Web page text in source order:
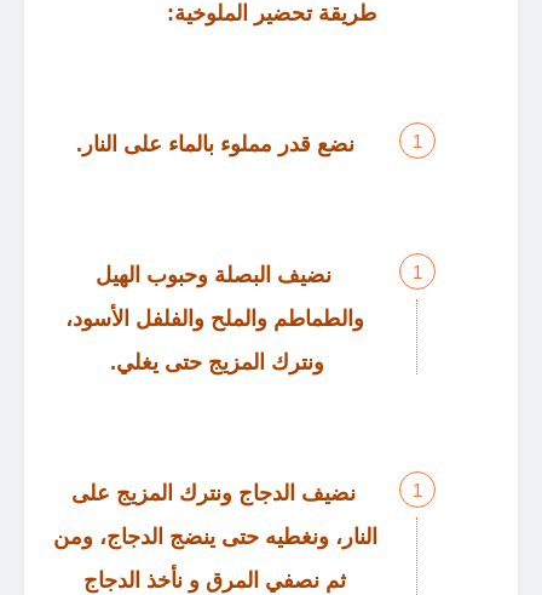
طريقة تحضير الملوخية:
نضع قدر مملوء بالماء على النار .
نضيف البصلة وحبوب الهيل
والطماطم والملح والفلفل الأسود،
ونترك المزيج حتى يغلي.
نضيف الدجاج ونترك المزيج على
النار، ونغطيه حتى ينضج الدجاج، ومن
ثم نصفي المرق و نأخذ الدجاج